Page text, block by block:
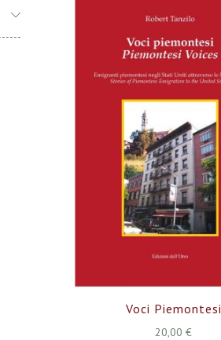
Voci Piemontesi
20,00 €